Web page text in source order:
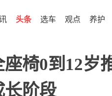
头条 选车 观点 养护
椅0到12岁
长阶段